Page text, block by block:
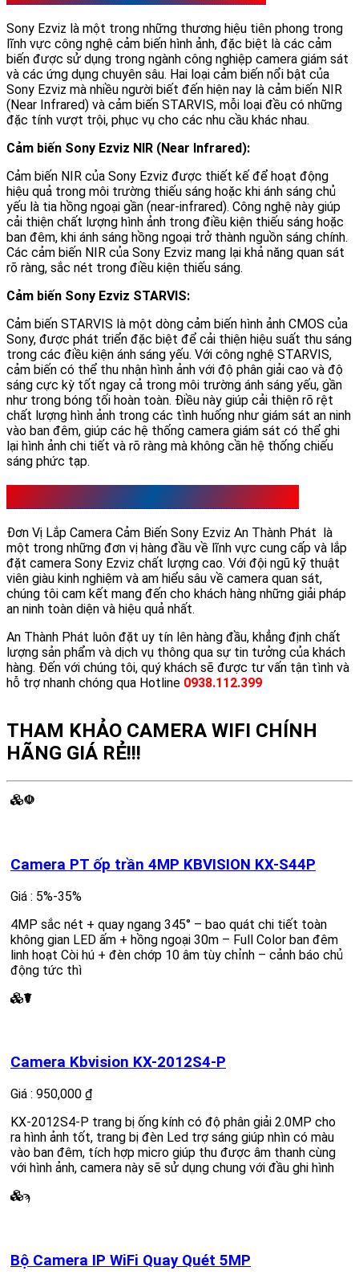
Sony Ezviz là một trong những thương hiệu tiên phong trong
lĩnh vực công nghệ cảm biến hình ảnh, đặc biệt là các cảm
biến được sử dụng trong ngành công nghiệp camera giám sát
và các ứng dụng chuyên sâu. Hai loại cảm biến nổi bật của
Sony Ezviz mà nhiều người biết đến hiện nay là cảm biến NIR
(Near Infrared) và cảm biến STARVIS, mỗi loại đều có những
đặc tính vượt trội, phục vụ cho các nhu cầu khác nhau.
Cảm biến Sony Ezviz NIR (Near Infrared):
Cảm biến NIR của Sony Ezviz được thiết kế để hoạt động
hiệu quả trong môi trường thiếu sáng hoặc khi ánh sáng chủ
yếu là tia hồng ngoại gần (near-infrared). Công nghệ này giúp
cải thiện chất lượng hình ảnh trong điều kiện thiếu sáng hoặc
ban đêm, khi ánh sáng hồng ngoại trở thành nguồn sáng chính.
Các cảm biến NIR của Sony Ezviz mang lại khả năng quan sát
rõ ràng, sắc nét trong điều kiện thiếu sáng.
Cảm biến Sony Ezviz STARVIS:
Cảm biến STARVIS là một dòng cảm biến hình ảnh CMOS của
Sony, được phát triển đặc biệt để cải thiện hiệu suất thu sáng
trong các điều kiện ánh sáng yếu. Với công nghệ STARVIS,
cảm biến có thể thu nhận hình ảnh với độ phân giải cao và độ
sáng cực kỳ tốt ngay cả trong môi trường ánh sáng yếu, gần
như trong bóng tối hoàn toàn. Điều này giúp cải thiện rõ rệt
chất lượng hình ảnh trong các tình huống như giám sát an ninh
vào ban đêm, giúp các hệ thống camera giám sát có thể ghi
lại hình ảnh chi tiết và rõ ràng mà không cần hệ thống chiếu
sáng phức tạp.
Đơn Vị Lắp Camera Cảm Biến Sony Ezviz An Thành Phát là
một trong những đơn vị hàng đầu về lĩnh vực cung cấp và lắp
đặt camera Sony Ezviz chất lượng cao. Với đội ngũ kỹ thuật
viên giàu kinh nghiệm và am hiểu sâu về camera quan sát,
chúng tôi cam kết mang đến cho khách hàng những giải pháp
an ninh toàn diện và hiệu quả nhất.
An Thành Phát luôn đặt uy tín lên hàng đầu, khẳng định chất
lượng sản phẩm và dịch vụ thông qua sự tin tưởng của khách
hàng. Đến với chúng tôi, quý khách sẽ được tư vấn tận tình và
hỗ trợ nhanh chóng qua Hotline 0938.112.399
THAM KHẢO CAMERA WIFI CHÍNH
HÃNG GIÁ RẺ!!!
☫
Camera PT ốp trần 4MP KBVISION KX-S44P
Giá : 5%-35%
4MP sắc nét + quay ngang 345° – bao quát chi tiết toàn
không gian LED ấm + hồng ngoại 30m – Full Color ban đêm
linh hoạt Còi hú + đèn chớp 10 âm tùy chỉnh – cảnh báo chủ
động tức thì
☤
Camera Kbvision KX-2012S4-P
Giá : 950,000 ₫
KX-2012S4-P trang bị ống kính có độ phân giải 2.0MP cho
ra hình ảnh tốt, trang bị đèn Led trợ sáng giúp nhìn có màu
vào ban đêm, tích hợp micro giúp thu được âm thanh cùng
với hình ảnh, camera này sẽ sử dụng chung với đầu ghi hình
ϡ
Bộ Camera IP WiFi Quay Quét 5MP